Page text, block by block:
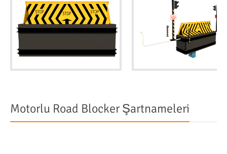
Motorlu Road Blocker Şartnameleri